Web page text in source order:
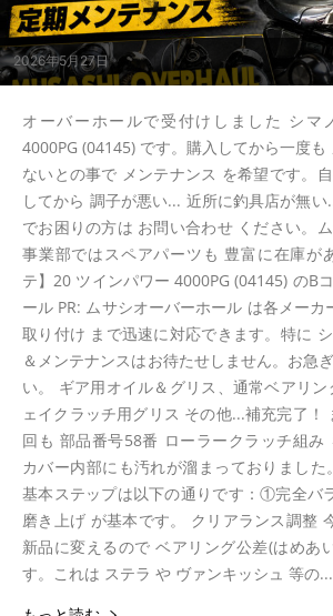
2026年5月27日
オーバーホールで受付けしました シマ
4000PG (04145) です。購入してから一度
ないとの事で メンテナンス を希望です。
してから 調子が悪い... 近所に釣具店が無
でお困りの方は お問い合わせ ください。
事業部ではスペアパーツも 豊富に在庫が
テ】20 ツインパワー 4000PG (04145) のB
ール PR: ムサシオーバーホール は各メーカ
取り付け まで迅速に対応できます。特に
＆メンテナンスはお待たせしません。お急
い。 ギア用オイル＆グリス、通常ベアリ
ェイクラッチ用グリス その他...補充完了！
回も 部品番号58番 ローラークラッチ組み
カバー内部にも汚れが溜まっておりまし
基本ステップは以下の通りです：①完全
磨き上げ が基本です。 クリアランス調整
新品に変えるので ベアリング公差(はめあ
す。これは ステラ や ヴァンキッシュ 等の...